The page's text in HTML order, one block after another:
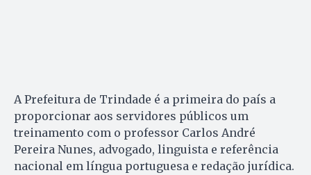
A Prefeitura de Trindade é a primeira do país a
proporcionar aos servidores públicos um
treinamento com o professor Carlos André
Pereira Nunes, advogado, linguista e referência
nacional em língua portuguesa e redação jurídica.